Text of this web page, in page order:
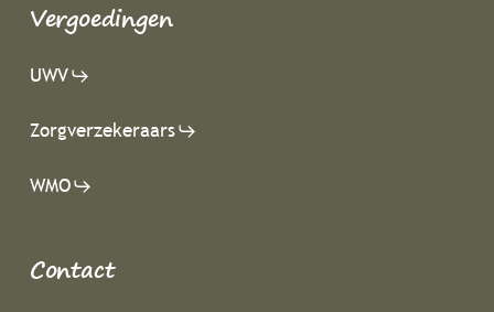
Vergoedingen
UWV
Zorgverzekeraars
WMO
Contact